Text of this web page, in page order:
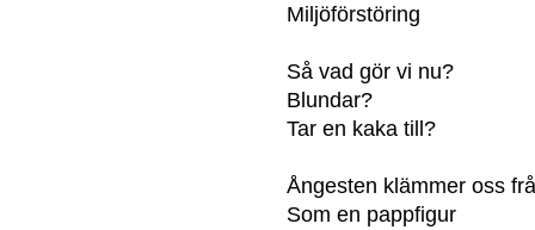
Miljöförstöring
Så vad gör vi nu?
Blundar?
Tar en kaka till?
Ångesten klämmer oss
Som en pappfigur